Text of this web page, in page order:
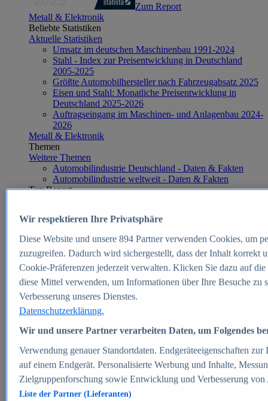
Zum Report
Metall & Elektronik
Beliebte Statistiken
Aktuelle Statistiken
Umsatz im deutschen Maschinenbau 1991-2024
Stahl - Index zur Preisentwicklung in Deutschland
2005-2025
Größte Automobilhersteller nach Fahrzeugabsatz 2025
Eisen und Stahl: Monatliche Preisentwicklung in
Deutschland 2025-2026
Auftragseingang im Maschinen- und Anlagenbau 2024-
2026
Metall & Elektronik
Themen
Weitere Themen
Automobilindustrie Deutschland - Daten & Fakten
Automobilindustrie weltweit - Daten & Fakten
Top Report
Zum Report
E-commerce
Beliebte Statistiken
Aktuelle Statistiken
E-Commerce - Entwicklung des Umsatzes in
Deutschland 1999-2025
Umsatz von Amazon in Deutschland und weltweit
2010-2025
B2C-E-Commerce: Top-50 Online Shops in
Deutschland 2024
Marktanteile von Online-Zahlungsverfahren in
Deutschland 2024
Umsatzstarke Warengruppen im Online-Handel in
Deutschland 2023-2025
Wir respektieren Ihre Privatsphäre
Diese Website und unsere 894Partner verwenden Cookies, um
zuzugreifen. Dadurch wird sichergestellt, dass der Inhalt korrekt
Cookie-Präferenzen jederzeit verwalten. Klicken Sie dazu auf
diese Mittel verwenden, um Informationen über Ihre Besuche
Verbesserung unseres Dienstes.
Datenschutzerklärung.
Wir und unsere Partner verarbeiten Daten, um Folgendes
Verwendung genauer Standortdaten. Endgeräteeigenschaften
auf einem Endgerät. Personalisierte Werbung und Inhalte,
Zielgruppenforschung sowie Entwicklung und Verbesserung von
Liste der Partner (Lieferanten)